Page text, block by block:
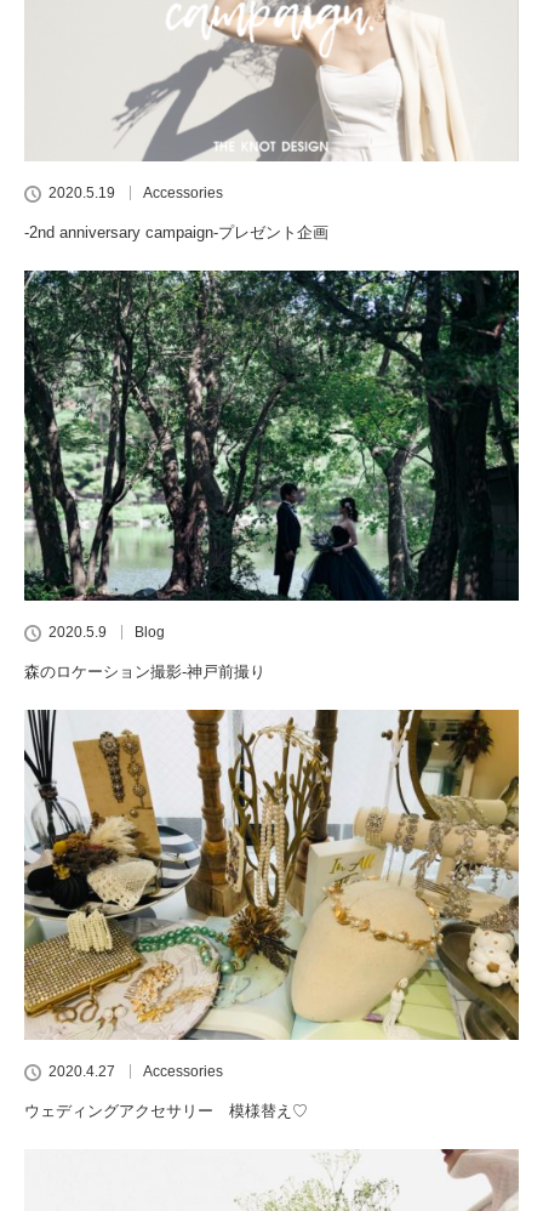
2020.5.19 Accessories
-2nd anniversary campaign-プレゼント企画
2020.5.9 Blog
森のロケーション撮影-神戸前撮り
2020.4.27 Accessories
ウェディングアクセサリー 模様替え♡